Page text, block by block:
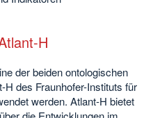
H
der beiden ontologischen
des Fraunhofer-Instituts für
werden. Atlant-H bietet